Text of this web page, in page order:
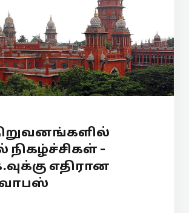
நிகழ்ச்சிகள் -
எதிரான
வாபஸ்